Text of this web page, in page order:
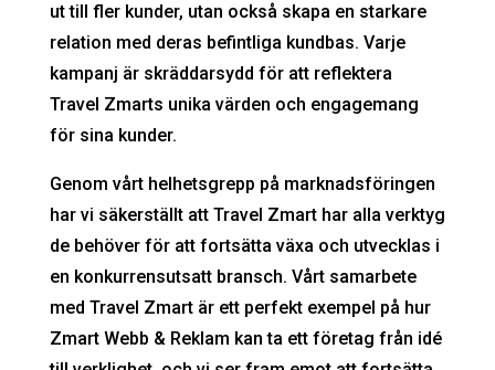
ut till fler kunder, utan också skapa en starkare
relation med deras befintliga kundbas. Varje
kampanj är skräddarsydd för att reflektera
Travel Zmarts unika värden och engagemang
för sina kunder.
Genom vårt helhetsgrepp på marknadsföringen
har vi säkerställt att Travel Zmart har alla verktyg
de behöver för att fortsätta växa och utvecklas i
en konkurrensutsatt bransch. Vårt samarbete
med Travel Zmart är ett perfekt exempel på hur
Zmart Webb & Reklam kan ta ett företag från idé